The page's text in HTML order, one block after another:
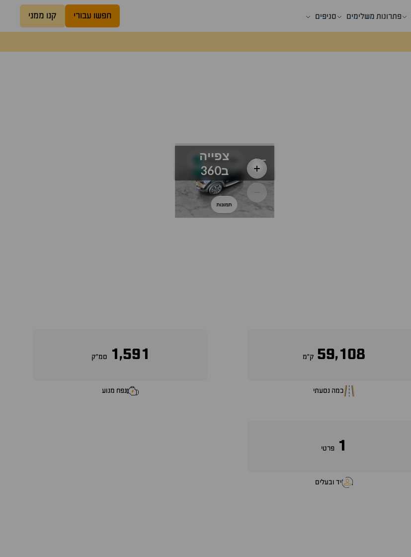
פתרונות משלימים סניפים חפשו עבורי קנו ממני
59,108 ק״מ
כמה נסעתי
1,591 סמ״ק
נפח מנוע
1 פרטי
יד ובעלים